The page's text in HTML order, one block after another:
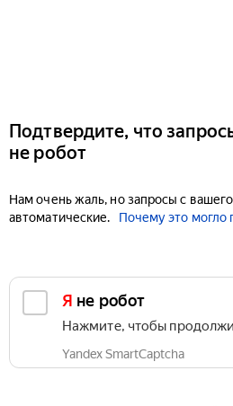
Подтвердите, что
не робот
Нам очень жаль, но запросы с
автоматические.
Почему это могло
Я не робот
Нажмите, чтобы
Yandex SmartCaptcha